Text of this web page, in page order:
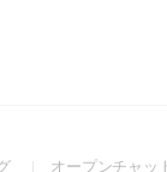
(Openオープンチャッ